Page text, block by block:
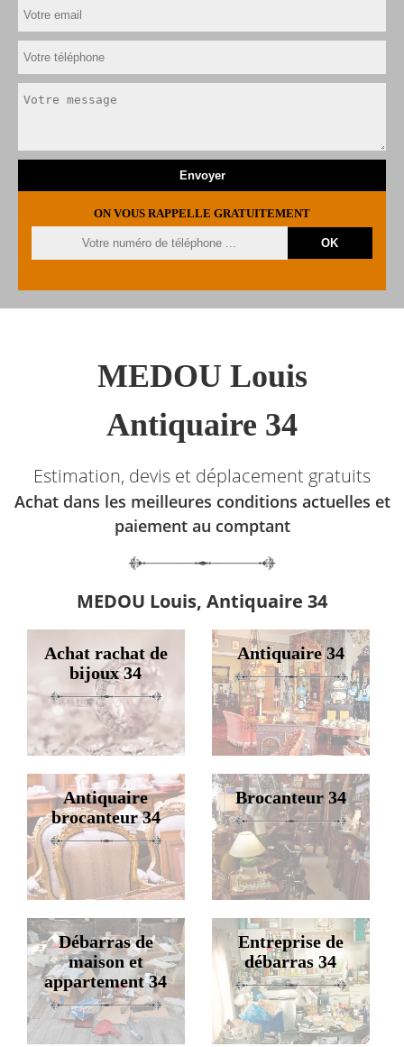
ON VOUS RAPPELLE GRATUITEMENT
MEDOU Louis
Antiquaire 34
Estimation, devis et déplacement gratuits
Achat dans les meilleures conditions actuelles et
paiement au comptant
MEDOU Louis, Antiquaire 34
Achat rachat de
bijoux 34
Antiquaire 34
Antiquaire
brocanteur 34
Brocanteur 34
Débarras de
maison et
appartement 34
Entreprise de
débarras 34